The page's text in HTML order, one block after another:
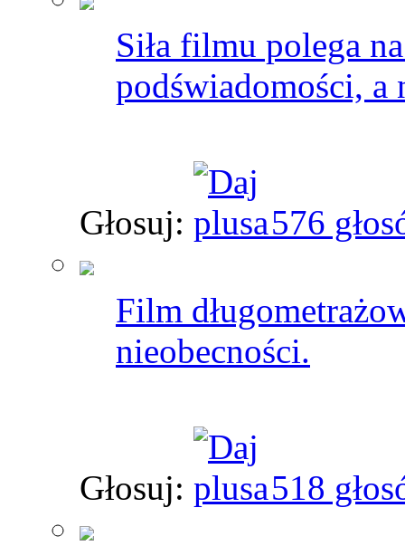
Siła filmu polega
podświadomości, a
Głosuj: 576
Film
nieobecności.
Głosuj: 518